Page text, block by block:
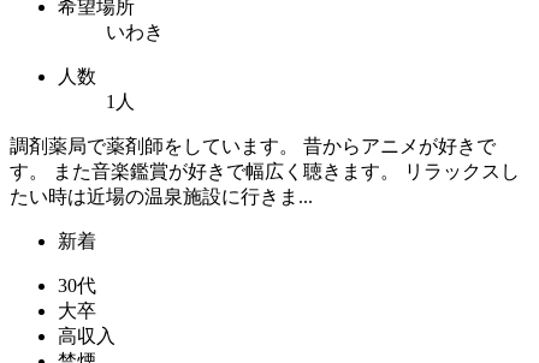
希望場所
いわき
人数
1人
調剤薬局で薬剤師をしています。 昔からアニメが好きで
す。 また音楽鑑賞が好きで幅広く聴きます。 リラックスし
たい時は近場の温泉施設に行きま...
新着
30代
大卒
高収入